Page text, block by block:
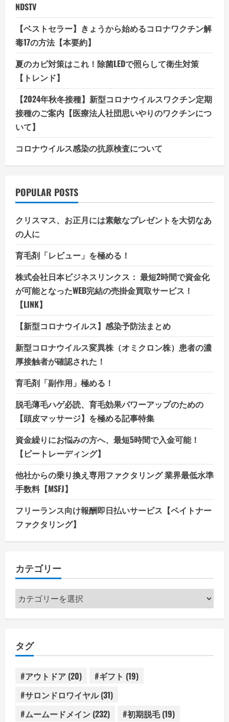
NDSTV
【ベストセラー】きょうから始めるコロナワクチン解
毒17の方法【本要約】
夏のカビ対策はこれ！除菌LEDで照らして衛生対策
【トレンド】
【2024年秋冬接種】新型コロナウイルスワクチン定期
接種のご案内【医療法人社団思いやりのワクチンにつ
いて】
コロナウイルス感染の抗原検査について
POPULAR POSTS
クリスマス、お正月には素敵なプレゼントを大切なあ
の人に
育毛剤「レビュー」を極める！
株式会社日本ビジネスリンクス： 最短2時間で資金化
が可能となったWEB完結の売掛金買取サービス！
【LINK】
【新型コロナウイルス】感染予防法まとめ
新型コロナウイルス変異株（オミクロン株）患者の濃
厚接触者が確認された！
育毛剤「副作用」極める！
脱毛薄毛ハゲ必読、育毛効果パワーアップのための
【頭皮マッサージ】を極める記事特集
資金繰りにお悩みの方へ、最短5時間で入金可能！
【ビートレーディング】
他社からの乗り換え専用ファクタリング 業界最低水準
手数料【MSFJ】
フリーランス向け報酬即日払いサービス【ペイトナー
ファクタリング】
カテゴリー
カ
テ
ー
タグ
#アウトドア (20) #ギフト (19)
#サロンドロワイヤル(31)
#ムームードメイン (232) #初期脱毛(19)